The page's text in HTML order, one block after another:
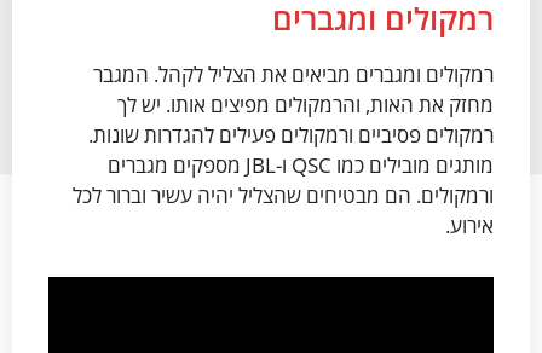
רמקולים ומגברים
רמקולים ומגברים מביאים את הצליל לקהל. המגבר
מחזק את האות, והרמקולים מפיצים אותו. יש לך
רמקולים פסיביים ורמקולים פעילים להגדרות שונות.
מותגים מובילים כמו QSC ו-JBL מספקים מגברים
ורמקולים. הם מבטיחים שהצליל יהיה עשיר וברור לכל
אירוע.